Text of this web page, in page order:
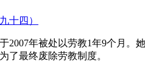
十四）
2007年被处以劳教1年9个月
了最终废除劳教制度。